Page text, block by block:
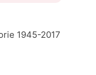
1945-2017